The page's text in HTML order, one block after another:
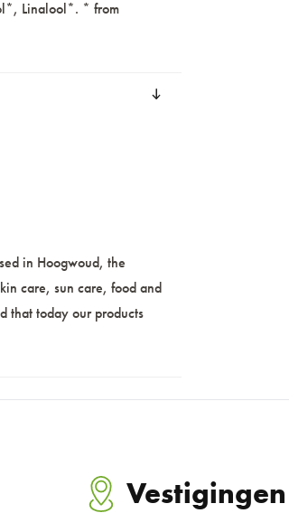
Linalool*. * from
in Hoogwoud, the
care, sun care, food and
that today our products
Vestigingen